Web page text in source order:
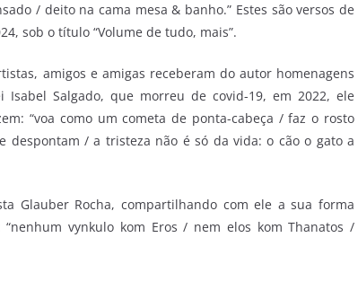
/ deito na cama mesa & banho.” Estes são versos de
sob o título “Volume de tudo, mais”.
amigos e amigas receberam do autor homenagens
Salgado, que morreu de covid-19, em 2022, ele
“voa como um cometa de ponta-cabeça / faz o rosto
/ a tristeza não é só da vida: o cão o gato a
Glauber Rocha, compartilhando com ele a sua forma
vynkulo kom Eros / nem elos kom Thanatos /